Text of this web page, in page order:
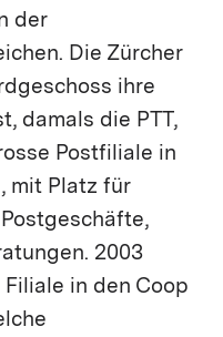
der
Die Zürcher
ihre
damals die PTT,
Postfiliale in
mit Platz für
2003
in den Coop